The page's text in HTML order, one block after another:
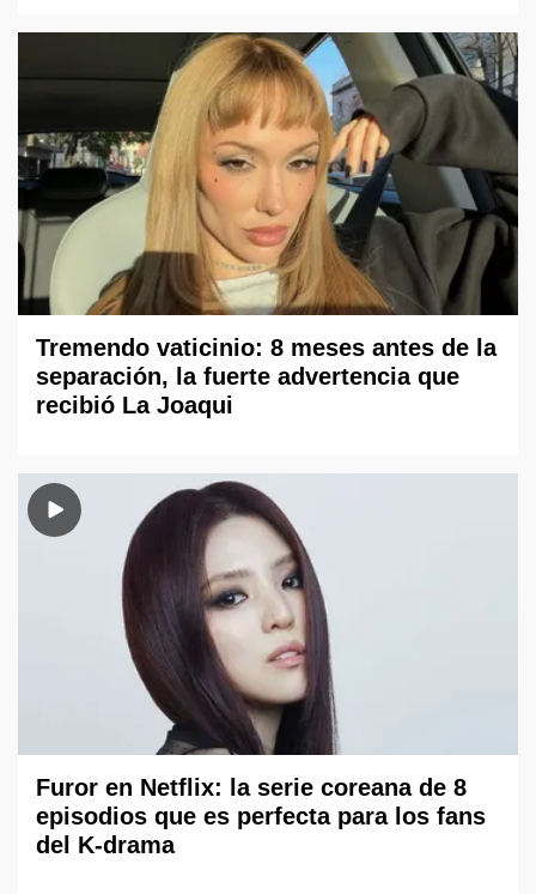
Tremendo vaticinio: 8 meses antes de la
separación, la fuerte advertencia que
recibió La Joaqui
Furor en Netflix: la serie coreana de 8
episodios que es perfecta para los fans
del K-drama